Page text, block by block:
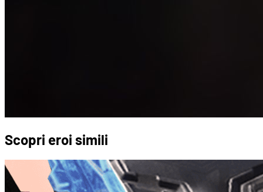
Scopri eroi simili